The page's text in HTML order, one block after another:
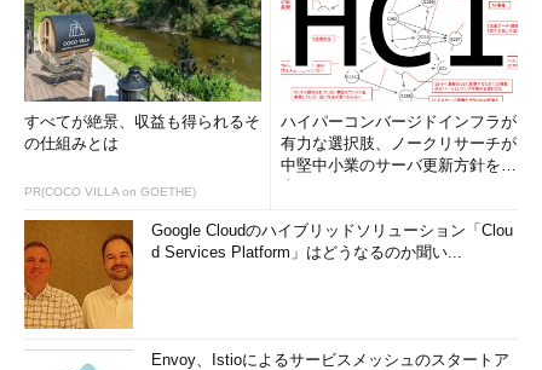
すべてが絶景、収益も得られるそ
の仕組みとは
PR(COCO VILLA on GOETHE)
ハイパーコンバージドインフラが
有力な選択肢、ノークリサーチが
中堅中小業のサーバ更新方針を調
Google Cloudのハイブリッドソリューション「Clou
d Services Platform」はどうなるのか聞い...
Envoy、Istioによるサービスメッシュのスタートア